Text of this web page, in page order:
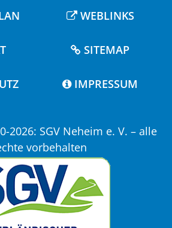
WEBLINKS
SITEMAP
IMPRESSUM
2026: SGV Neheim e. V. – alle
vorbehalten